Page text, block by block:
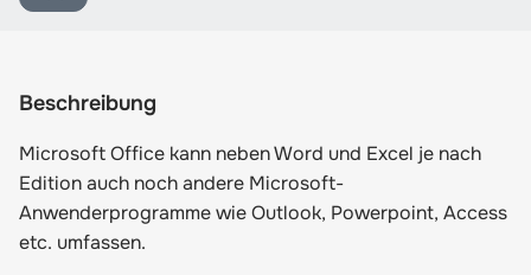
Beschreibung
Microsoft Office kann neben Word und Excel je nach
Edition auch noch andere Microsoft-
Anwenderprogramme wie Outlook, Powerpoint, Access
etc. umfassen.